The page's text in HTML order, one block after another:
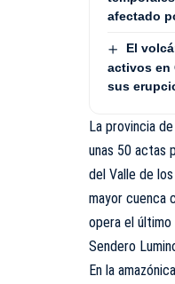
afectado
El
activos en
sus
La provincia
unas 50 actas
del Valle de
mayor cuenca
opera el
Sendero
En la